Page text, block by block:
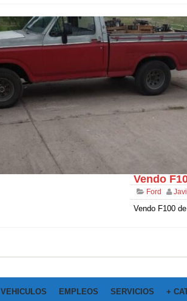
Vendo
Ford
Vendo F100
VEHICULOS EMPLEOS SERVICIOS +